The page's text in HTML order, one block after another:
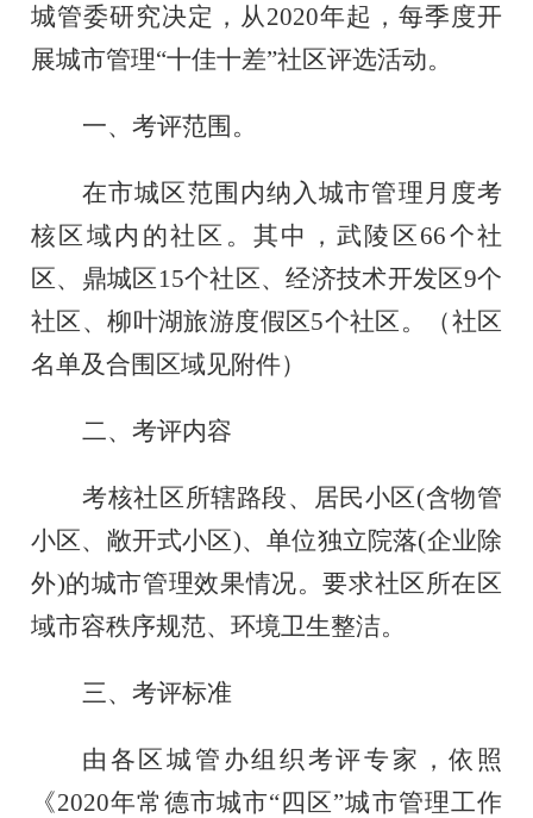
城管委研究决定，从 2020年起， 每季度开
展城市管理“十佳十差”社区评选活动。
一、考评范围。
在市城区范围内纳入城市管理月度考
核区域内的社区。其中，武陵区66个社
区、鼎城区15个社区、经济技术开发区9个
社区、柳叶湖旅游度假区5个社区。（社区
名单及合围区域见附件）
二、考评内容
考核社区所辖路段、居民小区(含物管
小区、敞开式小区)、单位独立院落(企业除
外)的城市管理效果情况。要求社区所在区
域市容秩序规范、环境卫生整洁。
三、考评标准
由各区城管办组织考评专家，依照
《2020年常德市城市“四区”城市管理工作